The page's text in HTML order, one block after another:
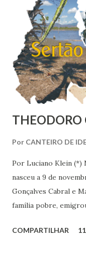
7,38. Se fosse
ficaríamos em 9º na
finlandeses. Apesar
do Brasil, o Sudoeste
THEODORO
Por CANTEIRO DE
Por Luciano Klein (*)
nasceu a 9 de
Gonçalves Cabral e
família pobre,
nos estudos,
COMPARTILHAR